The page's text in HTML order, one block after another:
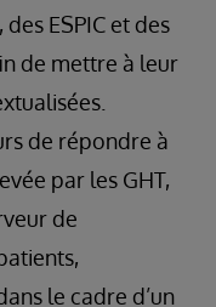
ESPIC et des
de mettre à leur
de répondre à
par les GHT,
de
le cadre d’un